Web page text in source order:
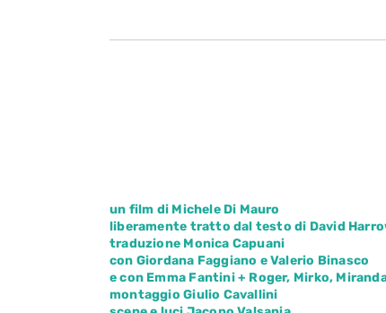
un film di Michele Di Mauro
liberamente tratto dal testo di David
traduzione Monica Capuani
con Giordana Faggiano e Valerio Binasco
e con Emma Fantini + Roger, Mirko,
montaggio Giulio Cavallini